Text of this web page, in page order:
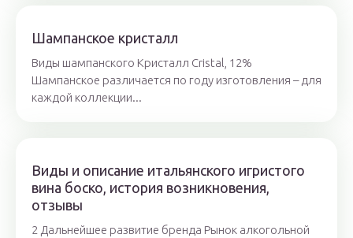
Шампанское кристалл
Виды шампанского Кристалл Cristal, 12%
Шампанское различается по году изготовления – для
каждой коллекции...
Виды и описание итальянского игристого
вина боско, история возникновения,
отзывы
2 Дальнейшее развитие бренда Рынок алкогольной